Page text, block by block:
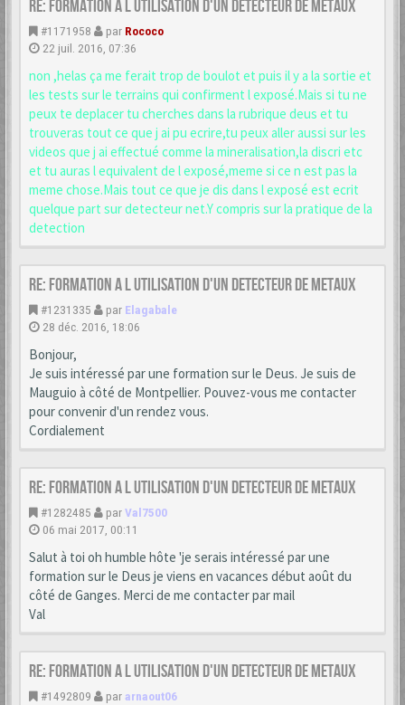
Re: formation a l utilisation d'un detecteur de metaux
#1171958 par Rococo
22 juil. 2016, 07:36
non ,helas ça me ferait trop de boulot et puis il y a la sortie et
les tests sur le terrains qui confirment l exposé.Mais si tu ne
peux te deplacer tu cherches dans la rubrique deus et tu
trouveras tout ce que j ai pu ecrire,tu peux aller aussi sur les
videos que j ai effectué comme la mineralisation,la discri etc
et tu auras l equivalent de l exposé,meme si ce n est pas la
meme chose.Mais tout ce que je dis dans l exposé est ecrit
quelque part sur detecteur net.Y compris sur la pratique de la
detection
Re: formation a l utilisation d'un detecteur de metaux
#1231335 par Elagabale
28 déc. 2016, 18:06
Bonjour,
Je suis intéressé par une formation sur le Deus. Je suis de
Mauguio à côté de Montpellier. Pouvez-vous me contacter
pour convenir d'un rendez vous.
Cordialement
Re: formation a l utilisation d'un detecteur de metaux
#1282485 parVal7500
06 mai 2017, 00:11
Salut à toi oh humble hôte 'je serais intéressé par une
formation sur le Deus je viens en vacances début août du
côté de Ganges. Merci de me contacter par mail
Val
Re: formation a l utilisation d'un detecteur de metaux
#1492809 par arnaout06